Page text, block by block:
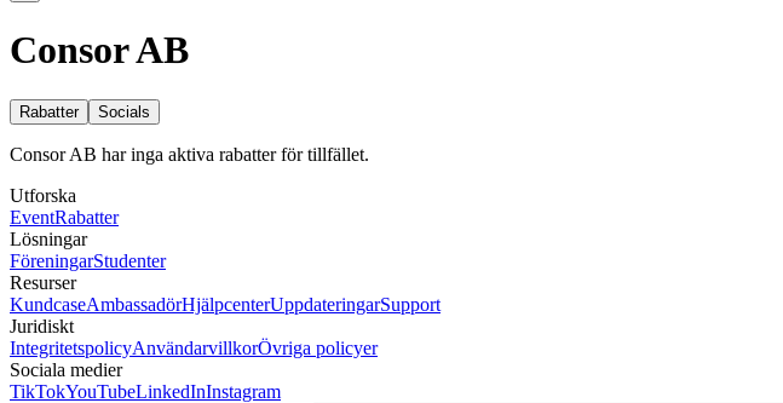
Consor AB
Rabatter Socials
Consor AB har inga aktiva rabatter för tillfället.
Utforska
EventRabatter
Lösningar
FöreningarStudenter
Resurser
KundcaseAmbassadörHjälpcenterUppdateringarSupport
Juridiskt
IntegritetspolicyAnvändarvillkorÖvriga policyer
Sociala medier
TikTokYouTubeLinkedInInstagram